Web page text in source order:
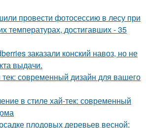
провести фотосессию в лесу при
температурах, достигавших - 35
заказали конский навоз, но не
выдачи.
тек: современный дизайн для вашего
в стиле хай-тек: современный
плодовых деревьев весной: